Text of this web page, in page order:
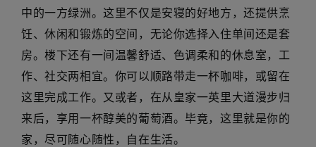
中的一方绿洲。这里不仅是安寝的好地方，还提供烹
饪、休闲和锻炼的空间，无论你选择入住单间还是套
房。楼下还有一间温馨舒适、色调柔和的休息室，工
作、社交两相宜。你可以顺路带走一杯咖啡，或留在
这里完成工作。又或者，在从皇家一英里大道漫步归
来后，享用一杯醇美的葡萄酒。毕竟，这里就是你的
家，尽可随心随性，自在生活。